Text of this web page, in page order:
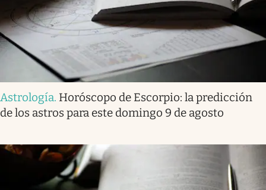
Astrología. Horóscopo de Escorpio: la predicción
de los astros para este domingo 9 de agosto